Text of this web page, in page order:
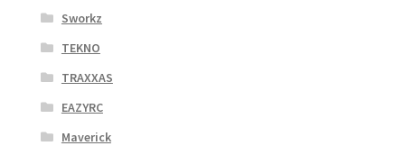
Sworkz
TEKNO
TRAXXAS
EAZYRC
Maverick